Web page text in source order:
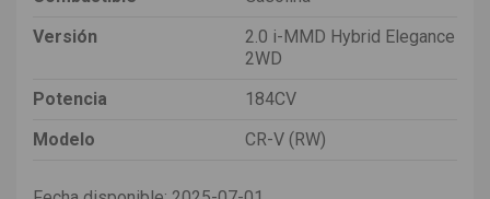
Versión
2.0 i-MMD Hybrid Elegance
2WD
Potencia
184CV
Modelo
CR-V (RW)